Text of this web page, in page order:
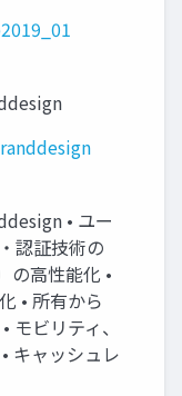
• ユー
認証技術の
の高性能化 •
• 所有から
モビリティ、
キャッシュレ